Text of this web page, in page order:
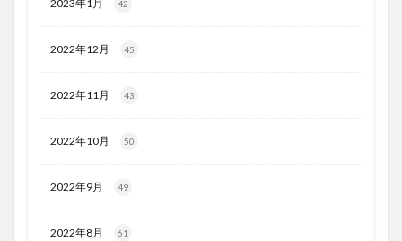
2023年1月 42
2022年12月 45
2022年11月 43
2022年10月 50
2022年9月 49
2022年8月 61